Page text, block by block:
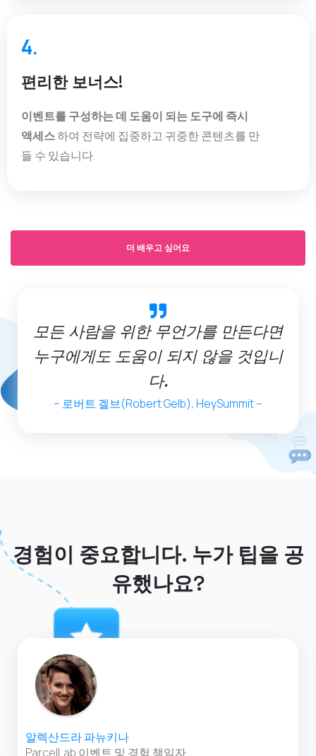
4.
편리한 보너스!
이벤트를 구성하는 데 도움이 되는 도구에 즉시
액세스하여 전략에 집중하고 귀중한 콘텐츠를 만
들 수 있습니다.
더 배우고 싶어요
모든 사람을 위한 무언가를 만든다면
누구에게도 도움이 되지 않을 것입니
다.
– 로버트 겔브(Robert Gelb), HeySummit –
경험이 중요합니다. 누가 팁을 공
유했나요?
알렉산드라 파뉴키나
ParcelLab 이벤트 및 경험 책임자